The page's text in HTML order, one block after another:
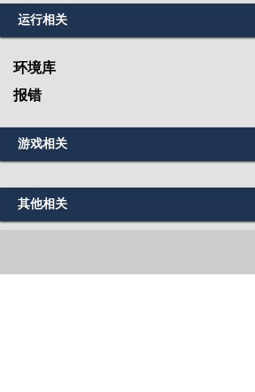
运行相关
环境库
报错
游戏相关
其他相关